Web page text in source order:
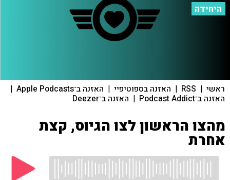
היחידה
ראשי |
RSS
| האזנה בספוטיפיי | האזנה ב־Apple Podcasts |
האזנה ב־Podcast Addict | האזנה ב־Deezer
מהצו הראשון לצו הגיוס, קצת
אחרת